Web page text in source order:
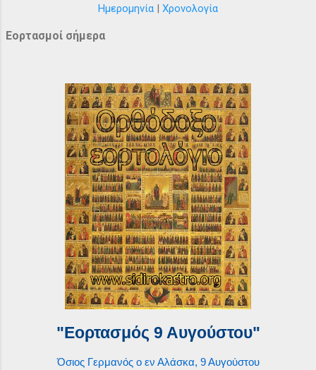
Ημερομηνία | Χρονολογία
Εορτασμοί σήμερα
"Εορτασμός 9 Αυγούστου"
Όσιος Γερμανός ο εν Αλάσκα, 9 Αυγούστου